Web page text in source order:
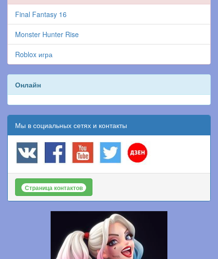
Final Fantasy 16
Monster Hunter Rise
Roblox игра
Онлайн
Мы в социальных сетях и контакты
Страница контактов